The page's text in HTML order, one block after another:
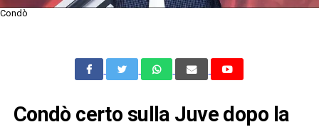
Condò
Condò certo sulla Juve dopo la